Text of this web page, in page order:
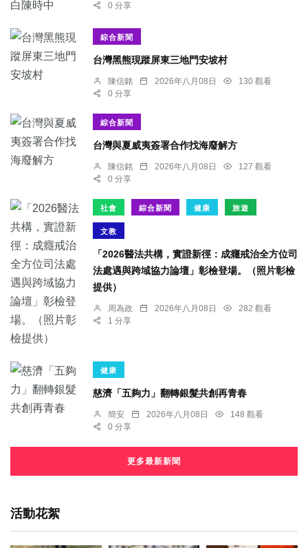
0 分享
綜合新聞
台灣黑熊現蹤屏東三地門安坡村
陳信銘 2026年八月08日
130 觀看
0 分享
綜合新聞
台灣與夏威夷簽署合作找海廢解方
陳信銘 2026年八月08日
127 觀看
0 分享
社會 綜合新聞 健康 旅遊
文教
「2026醫法共構，實證新徑：成癮戒治全方位司
法處遇與跨域協力論壇」彰檢登場。（照片彰檢
提供）
周為政 2026年八月08日
282 觀看
1 分享
健康
慈濟「五夠力」翻轉銀髮共創再青春
簡安 2026年八月08日
148 觀看
0 分享
更多最新新聞
活動花絮